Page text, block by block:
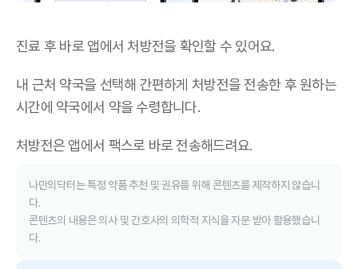
진료 후 바로 앱에서 처방전을 확인할 수 있어요.
내 근처 약국을 선택해 간편하게 처방전을 전송한 후 원하는
시간에 약국에서 약을 수령합니다.
처방전은 앱에서 팩스로 바로 전송해드려요.
나만의닥터는 특정 약품 추천 및 권유를 위해 콘텐츠를 제작하지 않습니
다.
콘텐츠의 내용은 의사 및 간호사의 의학적 지식을 자문 받아 활용했습니
다.